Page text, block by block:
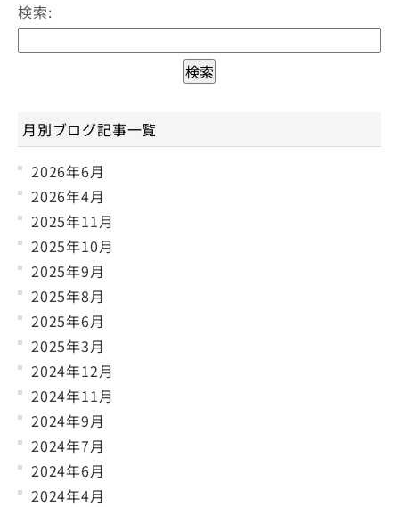
検索:
月別ブログ記事一覧
2026年6月
2026年4月
2025年11月
2025年10月
2025年9月
2025年8月
2025年6月
2025年3月
2024年12月
2024年11月
2024年9月
2024年7月
2024年6月
2024年4月